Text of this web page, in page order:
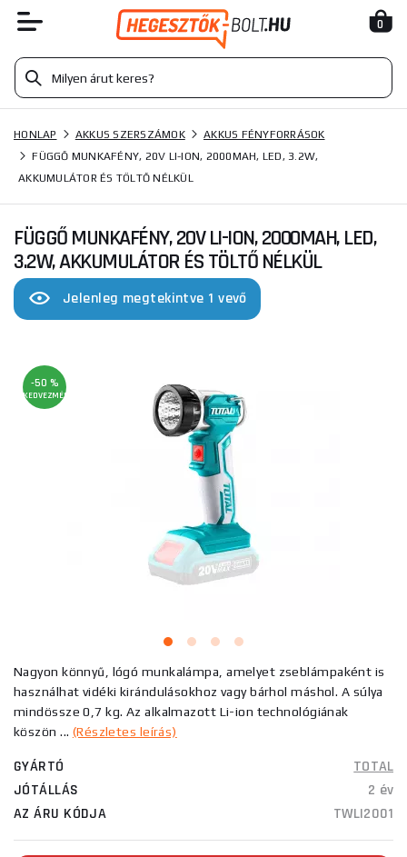
0
HONLAP AKKUS SZERSZÁMOK
AKKUS FÉNYFORRÁSOK
FÜGGŐ MUNKAFÉNY, 20V LI-ION, 2000MAH, LED, 3.2W,
AKKUMULÁTOR ÉS TÖLTŐ NÉLKÜL
FÜGGŐ MUNKAFÉNY, 20V LI-ION, 2000MAH, LED,
3.2W, AKKUMULÁTOR ÉS TÖLTŐ NÉLKÜL
Jelenleg megtekintve 1 vevő
-50 %
KEDVEZMÉNY
Nagyon könnyű, lógó munkalámpa, amelyet zseblámpaként is
használhat vidéki kirándulásokhoz vagy bárhol máshol. A súlya
mindössze 0,7 kg. Az alkalmazott Li-ion technológiának
köszön ... (Részletes leírás)
GYÁRTÓ
TOTAL
JÓTÁLLÁS
2 év
AZ ÁRU KÓDJA
TWLI2001